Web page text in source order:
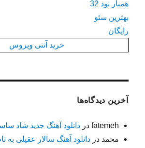
همیار نود 32
بهترین سئو
رایگان
خرید آنتی ویروس
آخرین دیدگاه‌ها
fatemeh دردانلود آهنگ جدید شاد
محمد دردانلود آهنگ سالار عقیلی به